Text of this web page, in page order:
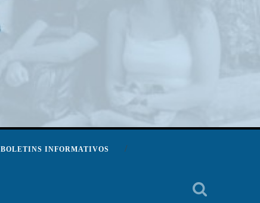
BOLETINS INFORMATIVOS